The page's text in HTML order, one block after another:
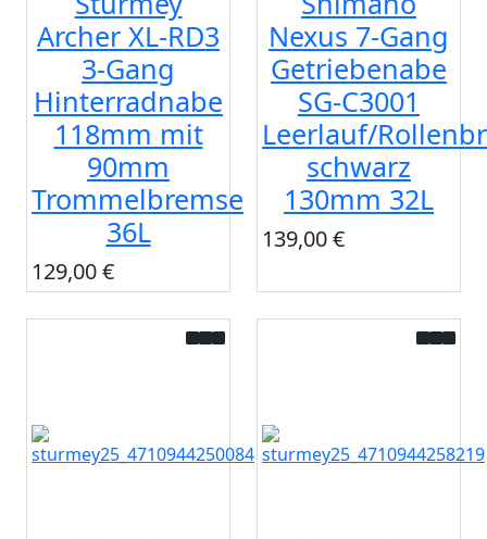
Archer XL-RD3
3-Gang
Hinterradnabe
118mm mit
90mm
Trommelbremse
36L
129,00 €
Nexus 7-Gang
Getriebenabe
SG-C3001
Leerlauf/Rollenbr
schwarz
130mm 32L
139,00 €